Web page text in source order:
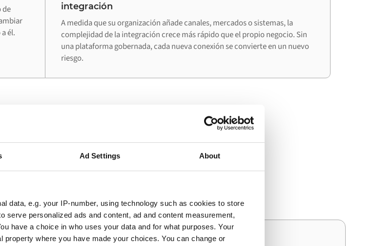
Ad Settings About
data, e.g. your IP-number, using technology such as cookies to store
serve personalized ads and content, ad and content measurement,
have a choice in who uses your data and for what purposes. Your
where you have made your choices. You can change or
de
él.
integración
A medida que su organización añade canales, mercados o sistemas, la
complejidad de la integración crece más rápido que el propio negocio. Sin
una plataforma gobernada, cada nueva conexión se convierte en un nuevo
riesgo.
empresas esta integración
conexión activa entre Microsoft Dynamics 365 F&O y Miva